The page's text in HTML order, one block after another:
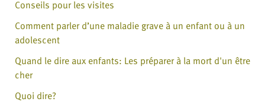
Conseils pour les visites
Comment parler d’une maladie grave à un enfant ou à un
adolescent
Quand le dire aux enfants: Les préparer à la mort d'un être
cher
Quoi dire?